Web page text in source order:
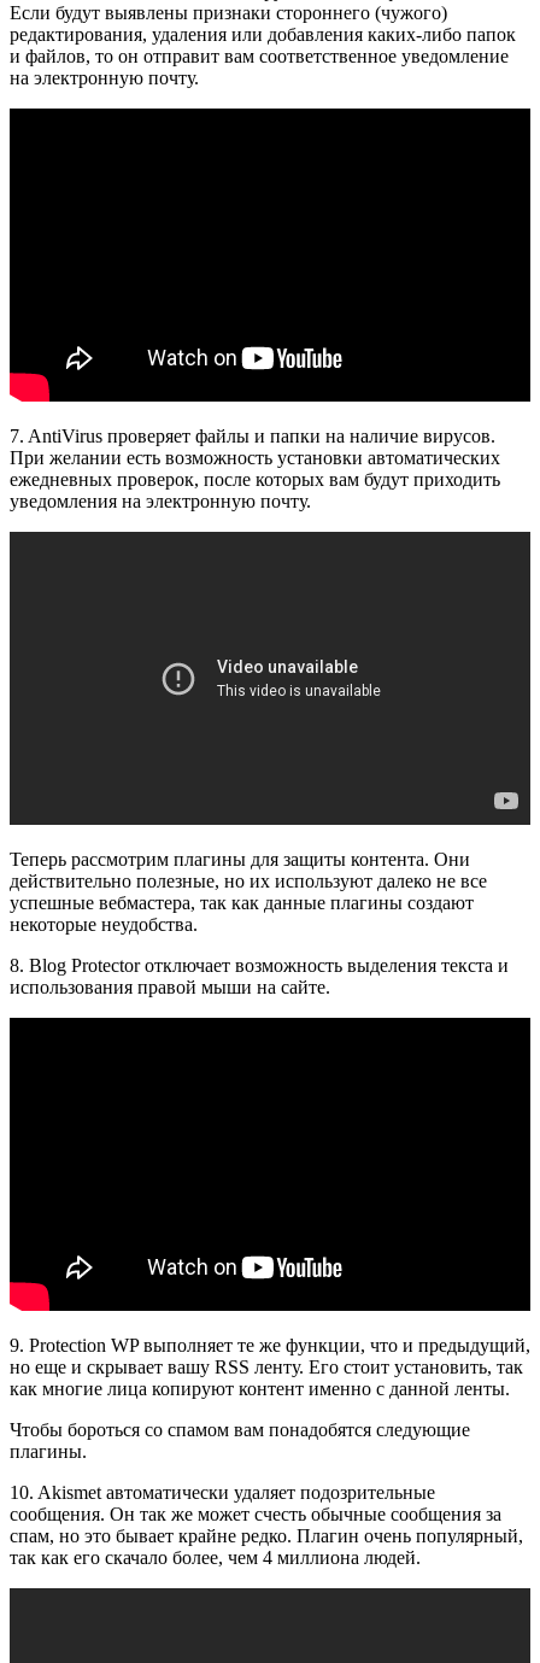
Если будут выявлены признаки стороннего (чужого)
редактирования, удаления или добавления каких-либо папок
и файлов, то он отправит вам соответственное уведомление
на электронную почту.
7. AntiVirus проверяет файлы и папки на наличие вирусов.
При желании есть возможность установки автоматических
ежедневных проверок, после которых вам будут приходить
уведомления на электронную почту.
Теперь рассмотрим плагины для защиты контента. Они
действительно полезные, но их используют далеко не все
успешные вебмастера, так как данные плагины создают
некоторые неудобства.
8. Blog Protector отключает возможность выделения текста и
использования правой мыши на сайте.
9. Protection WP выполняет те же функции, что и предыдущий,
но еще и скрывает вашу RSS ленту. Его стоит установить, так
как многие лица копируют контент именно с данной ленты.
Чтобы бороться со спамом вам понадобятся следующие
плагины.
10. Akismet автоматически удаляет подозрительные
сообщения. Он так же может счесть обычные сообщения за
спам, но это бывает крайне редко. Плагин очень популярный,
так как его скачало более, чем 4 миллиона людей.